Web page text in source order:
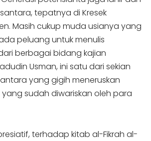
tepatnya di Kresek
Masih cukup muda usianya yang
peluang untuk menulis
berbagai bidang kajian
Usman, ini satu dari sekian
yang gigih meneruskan
sudah diwariskan oleh para
terhadap kitab al-Fikrah al-